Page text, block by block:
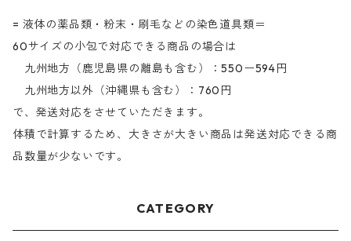
= 液体の薬品類・粉末・刷毛などの染色道具類＝
60サイズの小包で対応できる商品の場合は
九州地方（鹿児島県の離島も含む）：550ー594円
九州地方以外（沖縄県も含む）：760円
で、発送対応をさせていただきます。
体積で計算するため、大きさが大きい商品は発送対応できる商
品数量が少ないです。
CATEGORY